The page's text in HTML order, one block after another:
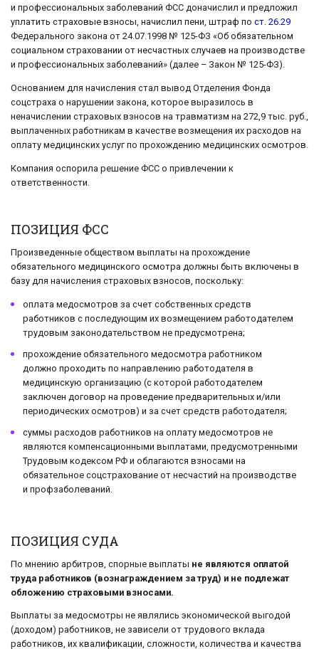
и профессиональных заболеваний ФСС доначислил и предложил
уплатить страховые взносы, начислил пени, штраф по ст. 26.29
Федерального закона от 24.07.1998 № 125-ФЗ «Об обязательном
социальном страховании от несчастных случаев на производстве
и профессиональных заболеваний» (далее – Закон № 125-ФЗ).
Основанием для начисления стал вывод Отделения Фонда
соцстраха о нарушении закона, которое выразилось в
неначислении страховых взносов на травматизм на 272,9 тыс. руб.,
выплаченных работникам в качестве возмещения их расходов на
оплату медицинских услуг по прохождению медицинских осмотров.
Компания оспорила решение ФСС о привлечении к
ответственности.
ПОЗИЦИЯ ФСС
Произведенные обществом выплаты на прохождение
обязательного медицинского осмотра должны быть включены в
базу для начисления страховых взносов, поскольку:
оплата медосмотров за счет собственных средств
работников с последующим их возмещением работодателем
трудовым законодательством не предусмотрена;
прохождение обязательного медосмотра работником
должно проходить по направлению работодателя в
медицинскую организацию (с которой работодателем
заключен договор на проведение предварительных и/или
периодических осмотров) и за счет средств работодателя;
суммы расходов работников на оплату медосмотров не
являются компенсационными выплатами, предусмотренными
Трудовым кодексом РФ и облагаются взносами на
обязательное соцстрахование от несчастий на производстве
и профзаболеваний.
ПОЗИЦИЯ СУДА
По мнению арбитров, спорные выплаты не являются оплатой
труда работников (вознаграждением за труд) и не подлежат
обложению страховыми взносами.
Выплаты за медосмотры не являлись экономической выгодой
(доходом) работников, не зависели от трудового вклада
работников, их квалификации, сложности, количества и качества